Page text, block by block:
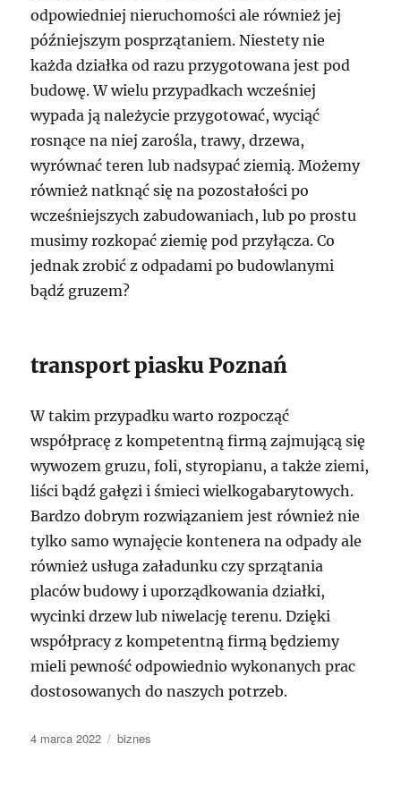
odpowiedniej nieruchomości ale również jej
późniejszym posprzątaniem. Niestety nie
każda działka od razu przygotowana jest pod
budowę. W wielu przypadkach wcześniej
wypada ją należycie przygotować, wyciąć
rosnące na niej zarośla, trawy, drzewa,
wyrównać teren lub nadsypać ziemią. Możemy
również natknąć się na pozostałości po
wcześniejszych zabudowaniach, lub po prostu
musimy rozkopać ziemię pod przyłącza. Co
jednak zrobić z odpadami po budowlanymi
bądź gruzem?
transport piasku Poznań
W takim przypadku warto rozpocząć
współpracę z kompetentną firmą zajmującą się
wywozem gruzu, foli, styropianu, a także ziemi,
liści bądź gałęzi i śmieci wielkogabarytowych.
Bardzo dobrym rozwiązaniem jest również nie
tylko samo wynajęcie kontenera na odpady ale
również usługa załadunku czy sprzątania
placów budowy i uporządkowania działki,
wycinki drzew lub niwelację terenu. Dzięki
współpracy z kompetentną firmą będziemy
mieli pewność odpowiednio wykonanych prac
dostosowanych do naszych potrzeb.
Data
4 marca 2022 Kategorie
biznes